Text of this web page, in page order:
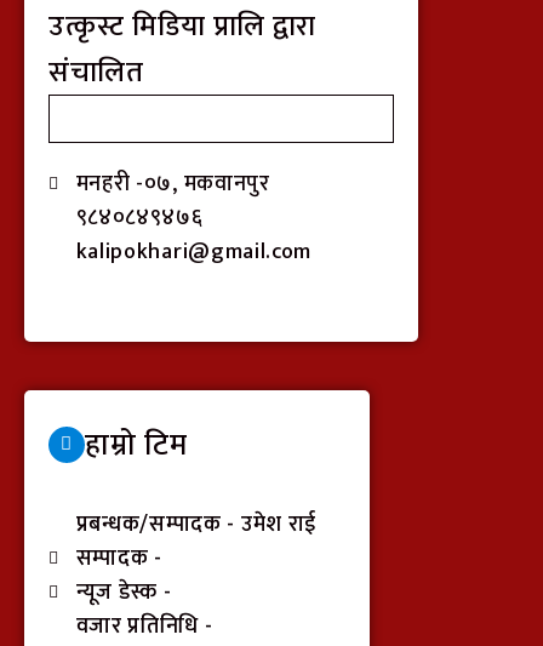
उत्कृस्ट मिडिया प्रालि द्वारा
संचालित
मनहरी -०७, मकवानपुर
९८४०८४९४७६
kalipokhari@gmail.com
हाम्रो टिम
प्रबन्धक/सम्पादक - उमेश राई
सम्पादक -
न्यूज डेस्क -
वजार प्रतिनिधि -